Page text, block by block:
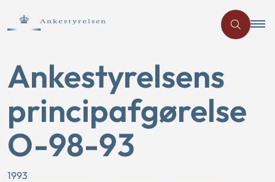
Ankestyrelsens
principafgørelse
O-98-93
1993